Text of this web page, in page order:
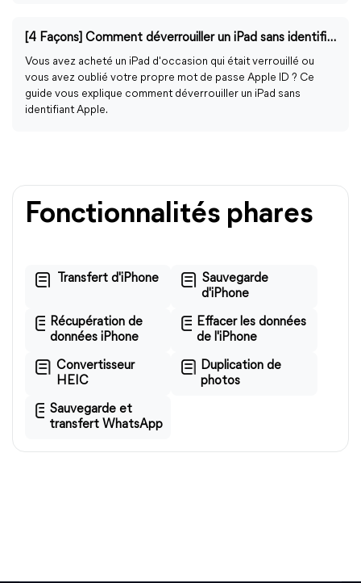
[4 Façons] Comment déverrouiller un iPad sans identifiant Apple
Vous avez acheté un iPad d'occasion qui était verrouillé ou
vous avez oublié votre propre mot de passe Apple ID ? Ce
guide vous explique comment déverrouiller un iPad sans
identifiant Apple.
Fonctionnalités phares
Transfert d'iPhone
Sauvegarde
d'iPhone
Récupération de
données iPhone
Effacer les données
de l'iPhone
Convertisseur
HEIC
Duplication de
photos
Sauvegarde et
transfert WhatsApp